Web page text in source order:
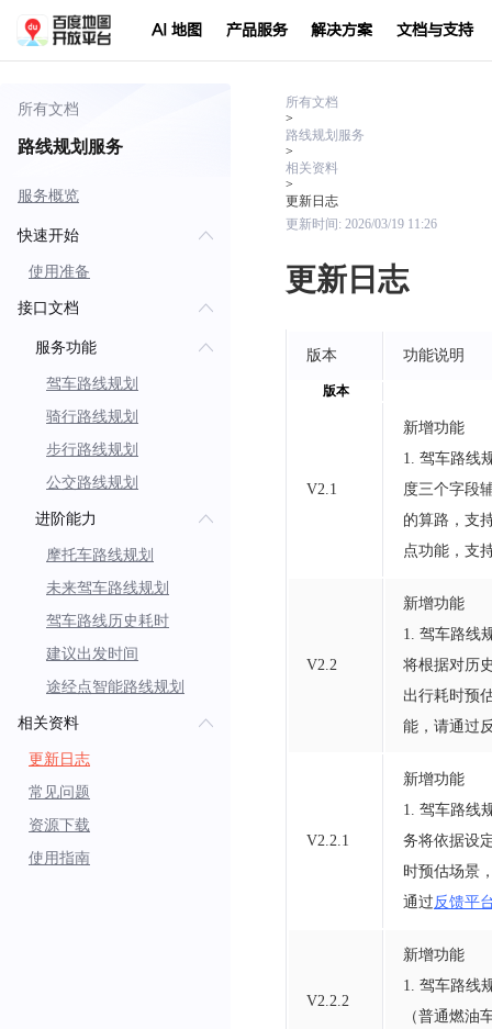
AI 地图 产品服务 解决方案 文档与支持
所有文档
路线规划服务
服务概览
快速开始
使用准备
接口文档
服务功能
驾车路线规划
骑行路线规划
步行路线规划
公交路线规划
进阶能力
摩托车路线规划
未来驾车路线规划
驾车路线历史耗时
建议出发时间
途经点智能路线规划
相关资料
更新日志
常见问题
资源下载
使用指南
所有文档
>
路线规划服务
>
相关资料
>
更新日志
更新时间: 2026/03/19 11:26
更新日志
版本 功能说明
版本
V2.1
新增功能
1. 驾车路线
度三个字段
的算路，支
点功能，支
V2.2
新增功能
1. 驾车路线
将根据对历
出行耗时预
能，请通过
V2.2.1
新增功能
1. 驾车路线
务将依据设
时预估场景
通过 反馈平
V2.2.2
新增功能
1. 驾车路线
（普通燃油